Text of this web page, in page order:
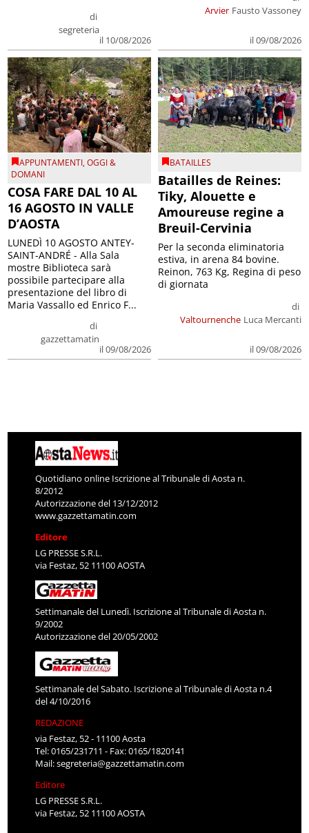
di
segreteria
il 10/08/2026
Arvier Fausto Vassoney
il 09/08/2026
APPUNTAMENTI,OGGI &
DOMANI
COSA FARE DAL 10 AL
16 AGOSTO IN VALLE
D’AOSTA
di
gazzettamatin
il 09/08/2026
LUNEDÌ 10 AGOSTO ANTEY-
SAINT-ANDRÉ - Alla Sala
mostre Biblioteca sarà
possibile partecipare alla
presentazione del libro di
Maria Vassallo ed Enrico F...
BATAILLES
Batailles de Reines:
Tiky, Alouette e
Amoureuse regine a
Breuil-Cervinia
Valtournenche
di
Luca Mercanti
il 09/08/2026
Per la seconda eliminatoria
estiva, in arena 84 bovine.
Reinon, 763 Kg, Regina di peso
di giornata
Quotidiano online Iscrizione al Tribunale di Aosta n.
8/2012
Autorizzazione del 13/12/2012
www.gazzettamatin.com
Editore
LG PRESSE S.R.L.
via Festaz, 52 11100 AOSTA
Settimanale del Lunedì. Iscrizione al Tribunale di Aosta n.
9/2002
Autorizzazione del 20/05/2002
Settimanale del Sabato. Iscrizione al Tribunale di Aosta n.4
del 4/10/2016
REDAZIONE
via Festaz, 52 - 11100 Aosta
Tel: 0165/231711 - Fax: 0165/1820141
Mail:segreteria@gazzettamatin.com
Editore
LG PRESSE S.R.L.
via Festaz, 52 11100 AOSTA